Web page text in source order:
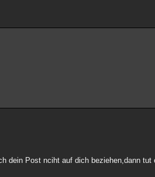
dein Post nciht auf dich beziehen,dann tut